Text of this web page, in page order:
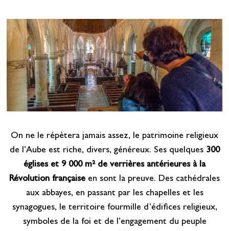
On ne le répètera jamais assez, le patrimoine religieux
de l’Aube est riche, divers, généreux. Ses quelques 300
églises et 9 000 m² de verrières antérieures à la
Révolution française en sont la preuve. Des cathédrales
aux abbayes, en passant par les chapelles et les
synagogues, le territoire fourmille d’édifices religieux,
symboles de la foi et de l’engagement du peuple